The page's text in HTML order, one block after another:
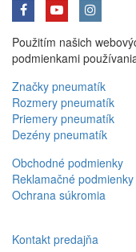
Použitím našich
podmienkami
Značky pneumatík
Rozmery pneumatík
Priemery pneumatík
Dezény pneumatík
Obchodné podmienky
Reklamačné podmienky
Ochrana súkromia
Kontakt predajňa